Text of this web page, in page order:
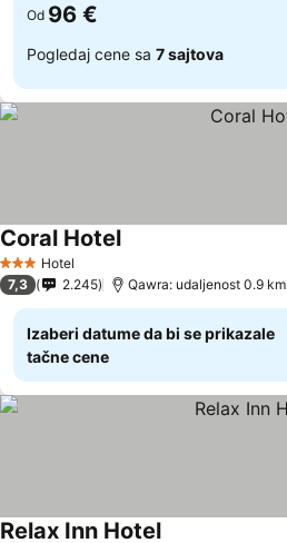
Od 96 €
Pogledaj cene sa 7 sajtova
3 Zvezdice
Hotel
Coral Hotel
7,3 2.245 Qawra: udaljenost 0.9 km
Izaberi datume da bi se prikazale
tačne cene
Relax Inn Hotel